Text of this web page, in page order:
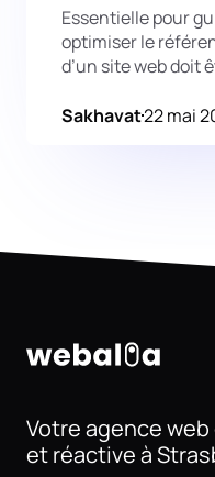
Essentielle pour
optimiser le
d’un site web doit
Sakhavat22 mai
Votre agence
et réactive à